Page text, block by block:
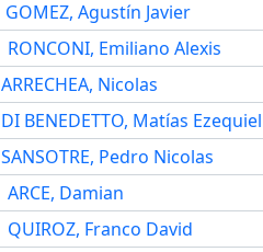
GOMEZ, Agustín Javier
RONCONI, Emiliano Alexis
ARRECHEA, Nicolas
DI BENEDETTO, Matías Ezequiel
SANSOTRE, Pedro Nicolas
ARCE, Damian
QUIROZ, Franco David